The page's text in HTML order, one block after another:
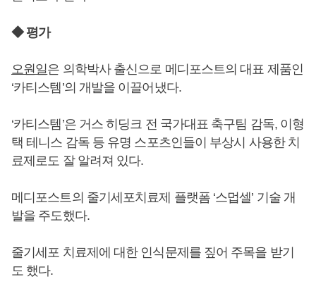
◆ 평가
오원일은 의학박사 출신으로 메디포스트의 대표 제품인
‘카티스템’의 개발을 이끌어냈다.
‘카티스템’은 거스 히딩크 전 국가대표 축구팀 감독, 이형
택 테니스 감독 등 유명 스포츠인들이 부상시 사용한 치
료제로도 잘 알려져 있다.
메디포스트의 줄기세포치료제 플랫폼 ‘스멉셀’ 기술 개
발을 주도했다.
줄기세포 치료제에 대한 인식문제를 짚어 주목을 받기
도 했다.